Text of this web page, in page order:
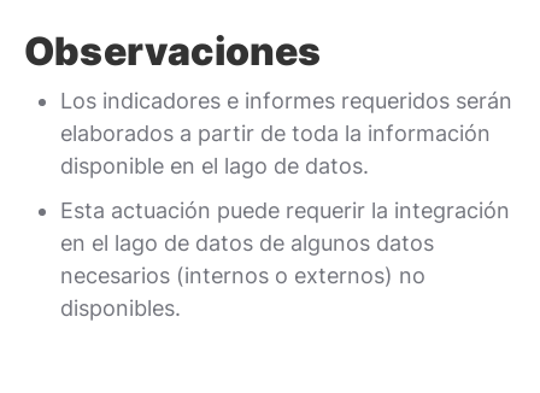
Observaciones
Los indicadores e informes requeridos serán
elaborados a partir de toda la información
disponible en el lago de datos.
Esta actuación puede requerir la integración
en el lago de datos de algunos datos
necesarios (internos o externos) no
disponibles.